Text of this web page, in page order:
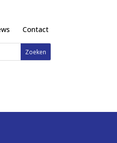
Contact